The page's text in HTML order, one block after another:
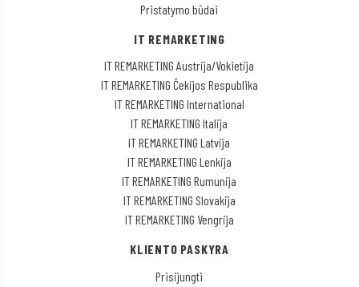
Pristatymo būdai
IT REMARKETING
IT REMARKETING Austrija/Vokietija
IT REMARKETING Čekijos Respublika
IT REMARKETING International
IT REMARKETING Italija
IT REMARKETING Latvija
IT REMARKETING Lenkija
IT REMARKETING Rumunija
IT REMARKETING Slovakija
IT REMARKETING Vengrija
KLIENTO PASKYRA
Prisijungti